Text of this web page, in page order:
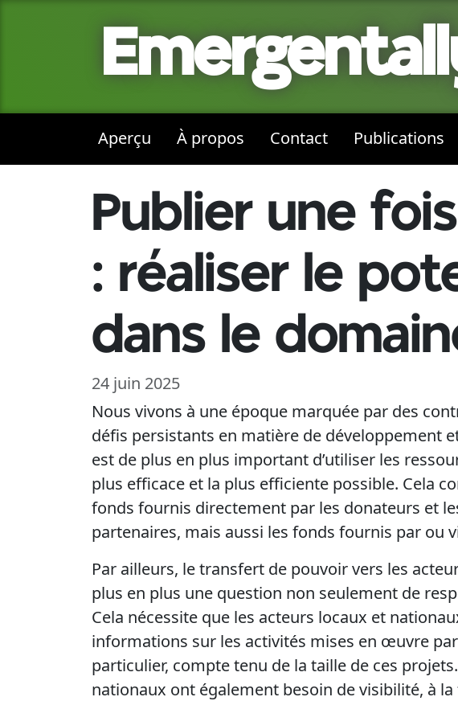
Aperçu À propos Contact Publications
Publier une
: réaliser le
dans le
24 juin 2025
Nous vivons à une époque marquée par des
défis persistants en matière de développement
est de plus en plus important d’utiliser les
plus efficace et la plus efficiente possible. Cela
fonds fournis directement par les donateurs et
partenaires, mais aussi les fonds fournis par ou
Par ailleurs, le transfert de pouvoir vers les
plus en plus une question non seulement de
Cela nécessite que les acteurs locaux et
informations sur les activités mises en œuvre
particulier, compte tenu de la taille de ces
nationaux ont également besoin de visibilité, à